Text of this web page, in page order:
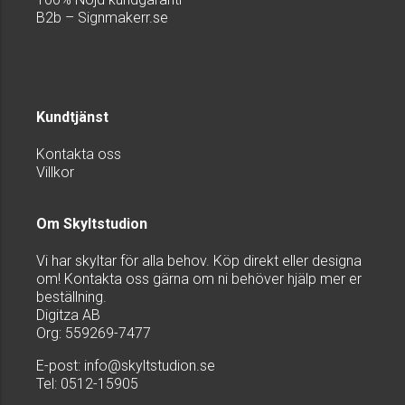
B2b – Signmakerr.se
Kundtjänst
Kontakta oss
Villkor
Om Skyltstudion
Vi har skyltar för alla behov. Köp direkt eller designa
om! Kontakta oss gärna om ni behöver hjälp mer er
beställning.
Digitza AB
Org: 559269-7477
E-post: info@skyltstudion.se
Tel: 0512-15905